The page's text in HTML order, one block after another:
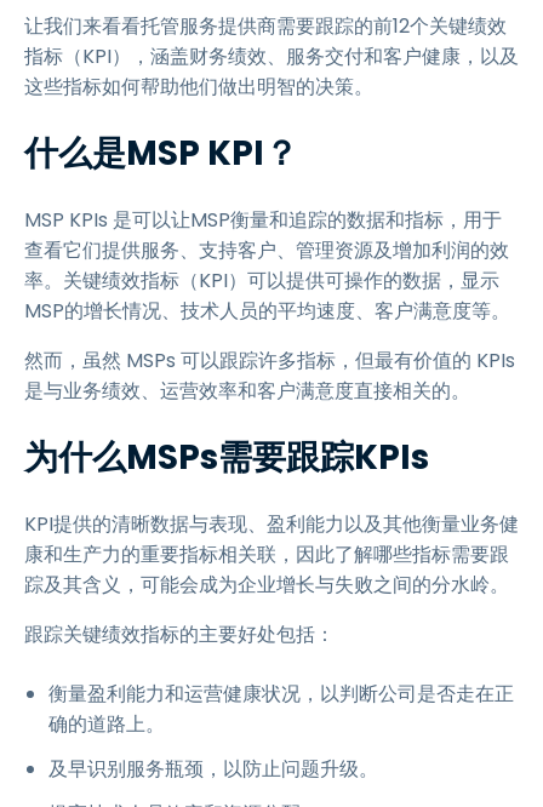
让我们来看看托管服务提供商需要跟踪的前12个关键绩效
指标（KPI），涵盖财务绩效、服务交付和客户健康，以及
这些指标如何帮助他们做出明智的决策。
什么是MSP KPI？
MSP KPIs 是可以让MSP衡量和追踪的数据和指标，用于
查看它们提供服务、支持客户、管理资源及增加利润的效
率。关键绩效指标（KPI）可以提供可操作的数据，显示
MSP的增长情况、技术人员的平均速度、客户满意度等。
然而，虽然 MSPs 可以跟踪许多指标，但最有价值的 KPIs
是与业务绩效、运营效率和客户满意度直接相关的。
为什么MSPs需要跟踪KPIs
KPI提供的清晰数据与表现、盈利能力以及其他衡量业务健
康和生产力的重要指标相关联，因此了解哪些指标需要跟
踪及其含义，可能会成为企业增长与失败之间的分水岭。
跟踪关键绩效指标的主要好处包括：
衡量盈利能力和运营健康状况，以判断公司是否走在正
确的道路上。
及早识别服务瓶颈，以防止问题升级。